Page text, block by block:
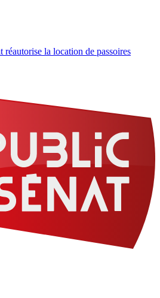
réautorise la location de passoires